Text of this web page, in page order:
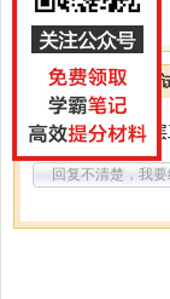
新疆公务员考
你好，可以算基
回复不清楚，我